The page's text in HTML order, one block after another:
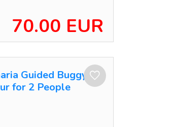
70.00 EUR
Guided Buggy
for 2 People